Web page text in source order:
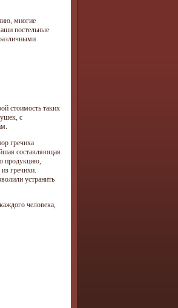
многие
постельные
стоимость таких
с
гречиха
составляющая
продукцию,
гречихи.
устранить
человека,